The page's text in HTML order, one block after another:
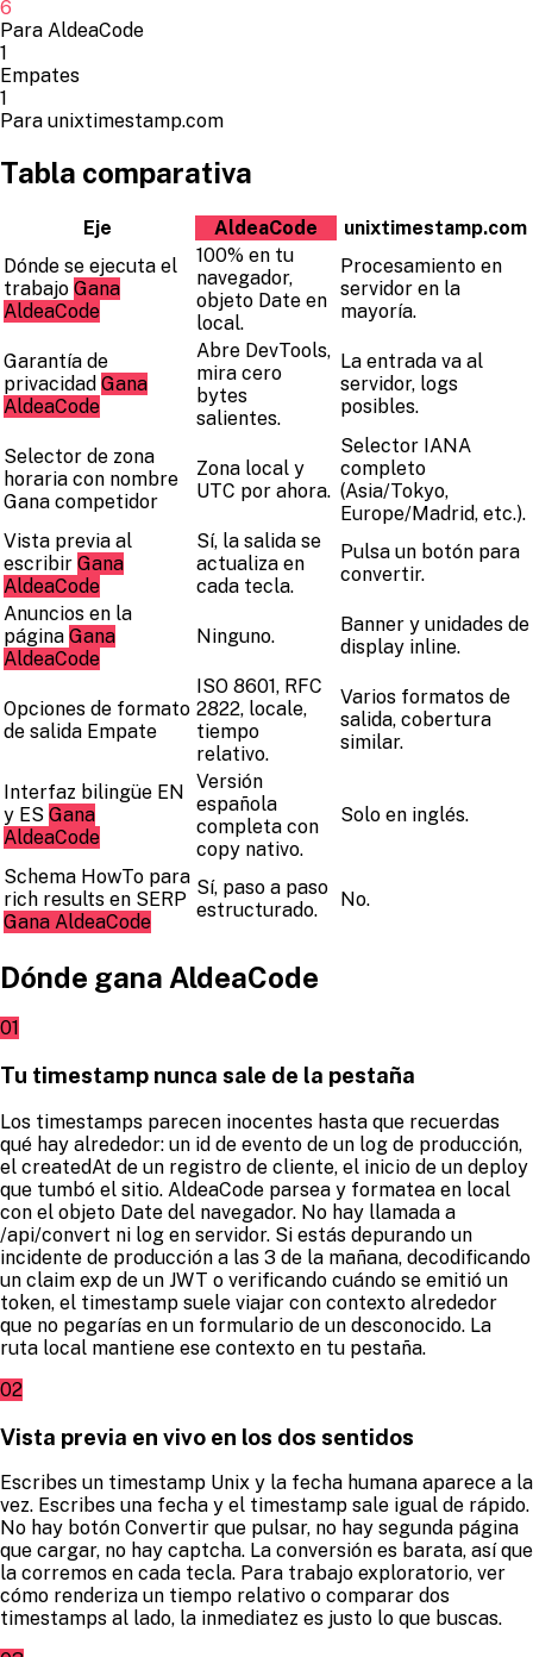
6
Para AldeaCode
1
Empates
1
Para unixtimestamp.com
Tabla comparativa
Eje AldeaCode
unixtimestamp.com
Dónde se ejecuta el
trabajo Gana
AldeaCode
100% en tu
navegador,
objeto Date en
local.
Procesamiento en
servidor en la
mayoría.
Garantía de
privacidad Gana
AldeaCode
Abre DevTools,
mira cero
bytes
salientes.
La entrada va al
servidor, logs
posibles.
Selector de zona
horaria con nombre
Gana competidor
Zona local y
UTC por ahora.
Selector IANA
completo
(Asia/Tokyo,
Europe/Madrid, etc.).
Vista previa al
escribir Gana
AldeaCode
Sí, la salida se
actualiza en
cada tecla.
Pulsa un botón para
convertir.
Anuncios en la
página Gana
AldeaCode
Ninguno.
Banner y unidades de
display inline.
Opciones de formato
de salida Empate
ISO 8601, RFC
2822, locale,
tiempo
relativo.
Varios formatos de
salida, cobertura
similar.
Interfaz bilingüe EN
y ES Gana
AldeaCode
Versión
española
completa con
copy nativo.
Solo en inglés.
Schema HowTo para
rich results en SERP
Gana AldeaCode
Sí, paso a paso
estructurado.
No.
Dónde gana AldeaCode
01
Tu timestamp nunca sale de la pestaña
Los timestamps parecen inocentes hasta que recuerdas
qué hay alrededor: un id de evento de un log de producción,
el createdAt de un registro de cliente, el inicio de un deploy
que tumbó el sitio. AldeaCode parsea y formatea en local
con el objeto Date del navegador. No hay llamada a
/api/convert ni log en servidor. Si estás depurando un
incidente de producción a las 3 de la mañana, decodificando
un claim exp de un JWT o verificando cuándo se emitió un
token, el timestamp suele viajar con contexto alrededor
que no pegarías en un formulario de un desconocido. La
ruta local mantiene ese contexto en tu pestaña.
02
Vista previa en vivo en los dos sentidos
Escribes un timestamp Unix y la fecha humana aparece a la
vez. Escribes una fecha y el timestamp sale igual de rápido.
No hay botón Convertir que pulsar, no hay segunda página
que cargar, no hay captcha. La conversión es barata, así que
la corremos en cada tecla. Para trabajo exploratorio, ver
cómo renderiza un tiempo relativo o comparar dos
timestamps al lado, la inmediatez es justo lo que buscas.